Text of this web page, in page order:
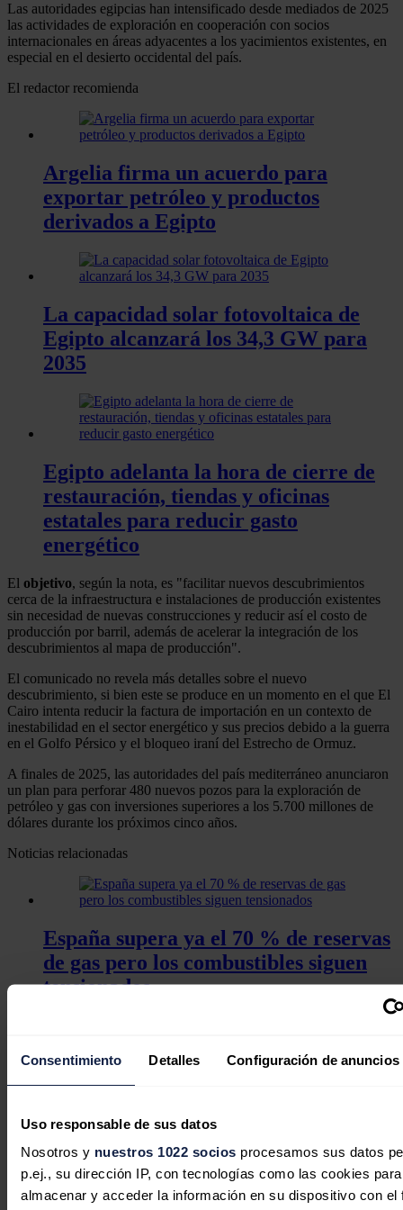
Consentimiento Detalles Configuración de anuncios
Uso responsable de sus datos
Nosotros y nuestros 1022 socios procesamos sus datos
p.ej., su dirección IP, con tecnologías como las cookies para
almacenar y acceder la información en su dispositivo con el
Las autoridades egipcias han intensificado desde mediados de 2025
las actividades de exploración en cooperación con socios
internacionales en áreas adyacentes a los yacimientos existentes, en
especial en el desierto occidental del país.
El redactor recomienda
Argelia firma un acuerdo para
exportar petróleo y productos
derivados a Egipto
La capacidad solar fotovoltaica de
Egipto alcanzará los 34,3 GW para
2035
Egipto adelanta la hora de cierre de
restauración, tiendas y oficinas
estatales para reducir gasto
energético
El objetivo, según la nota, es "facilitar nuevos descubrimientos
cerca de la infraestructura e instalaciones de producción existentes
sin necesidad de nuevas construcciones y reducir así el costo de
producción por barril, además de acelerar la integración de los
descubrimientos al mapa de producción".
El comunicado no revela más detalles sobre el nuevo
descubrimiento, si bien este se produce en un momento en el que El
Cairo intenta reducir la factura de importación en un contexto de
inestabilidad en el sector energético y sus precios debido a la guerra
en el Golfo Pérsico y el bloqueo iraní del Estrecho de Ormuz.
A finales de 2025, las autoridades del país mediterráneo anunciaron
un plan para perforar 480 nuevos pozos para la exploración de
petróleo y gas con inversiones superiores a los 5.700 millones de
dólares durante los próximos cinco años.
Noticias relacionadas
España supera ya el 70 % de reservas
de gas pero los combustibles siguen
tensionados
El gas y la demanda impulsaron los
precios en un julio de récord para la
demanda y la producción solar en
Europa